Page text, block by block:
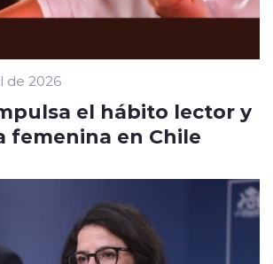
de 2026
el hábito lector y
femenina en Chile